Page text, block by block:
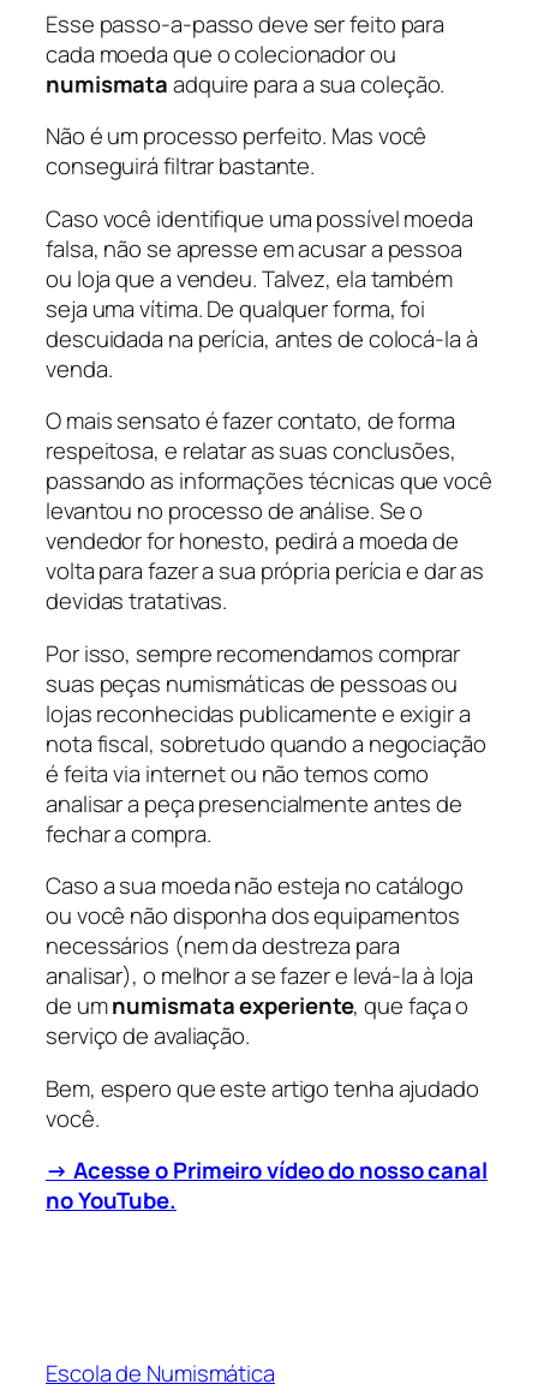
Esse passo-a-passo deve ser feito para
cada moeda que o colecionador ou
numismataadquire para a sua coleção.
Não é um processo perfeito. Mas você
conseguirá filtrar bastante.
Caso você identifique uma possível moeda
falsa, não se apresse em acusar a pessoa
ou loja que a vendeu. Talvez, ela também
seja uma vítima. De qualquer forma, foi
descuidada na perícia, antes de colocá-la à
venda.
O mais sensato é fazer contato, de forma
respeitosa, e relatar as suas conclusões,
passando as informações técnicas que você
levantou no processo de análise. Se o
vendedor for honesto, pedirá a moeda de
volta para fazer a sua própria perícia e dar as
devidas tratativas.
Por isso, sempre recomendamos comprar
suas peças numismáticas de pessoas ou
lojas reconhecidas publicamente e exigir a
nota fiscal, sobretudo quando a negociação
é feita via internet ou não temos como
analisar a peça presencialmente antes de
fechar a compra.
Caso a sua moeda não esteja no catálogo
ou você não disponha dos equipamentos
necessários (nem da destreza para
analisar), o melhor a se fazer e levá-la à loja
de umnumismata experiente, que faça o
serviço de avaliação.
Bem, espero que este artigo tenha ajudado
você.
→ Acesse o Primeiro vídeo do nosso canal
no YouTube.
Escola de Numismática